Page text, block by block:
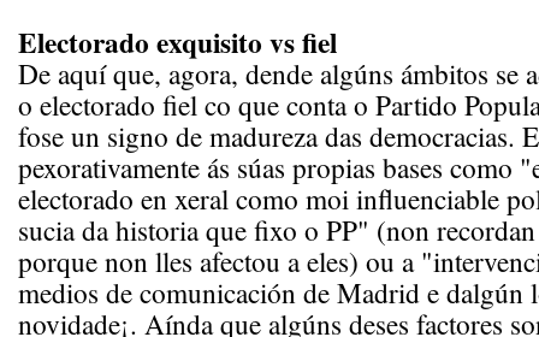
Electorado exquisito vs fiel
De aquí que, agora, dende algúns ámbitos se
o electorado fiel co que conta o Partido
fose un signo de madureza das democracias.
pexorativamente ás súas propias bases como
electorado en xeral como moi influenciable
sucia da historia que fixo o PP" (non
porque non lles afectou a eles) ou a
medios de comunicación de Madrid e dalgún
novidade¡. Aínda que algúns deses factores